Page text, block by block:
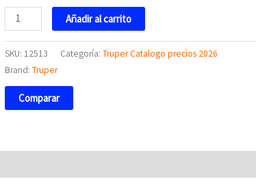
cantidad
Añadir al carrito
SKU: 12513 Categoría: Truper Catalogo precios 2026
Brand: Truper
Comparar